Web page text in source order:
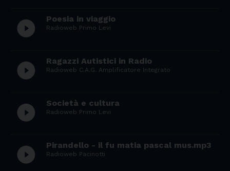
play_circle_filled Poesia in viaggio
Radioweb Primo Levi
play_circle_filled Ragazzi Autistici in Radio
Radioweb C.A.G. Amplificatore Integrato
play_circle_filled Società e cultura
Radioweb Primo Levi
play_circle_filled Pirandello - il fu matia pascal mus.mp3
Radioweb Pacinotti